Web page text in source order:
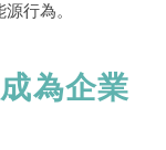
行為。
為企業